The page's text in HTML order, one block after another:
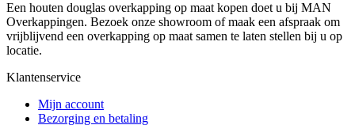
Een houten douglas overkapping op maat kopen doet u bij MAN
Overkappingen. Bezoek onze showroom of maak een afspraak om
vrijblijvend een overkapping op maat samen te laten stellen bij u op
locatie.
Klantenservice
Mijn account
Bezorging en betaling